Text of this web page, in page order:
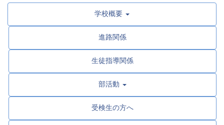
学校概要
進路関係
生徒指導関係
部活動
受検生の方へ